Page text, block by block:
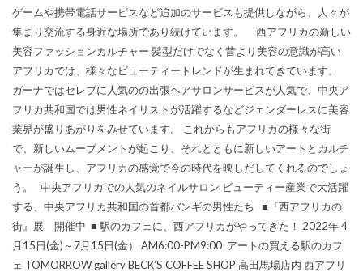
ゲームや携帯電話サービスなど追加のサービスも提供しながら、人々が
集まり交流する身近な場所であり続けています。 西アフリカの新しい
美容ファッションカルチャー 髪型だけでなく昔より美容の意識が高い
アフリカでは、様々なビューティートレンドが生まれてきています。
ガーナではセレブに人気のの出張ヘアサロンサービスが人気で、中央ア
フリカ共和国では男性ネイリストが活躍するなどジェンダーレスに美容
業界が盛りあがりをみせています。 これからもアフリカの様々な街
で、新しいムーブメントが起こり、それとともに新しいアートとカルチ
ャーが誕生し、アフリカの感覚で今の時代を映しだしてくれるのでしょ
う。 中央アフリカでの人気のネイルサロン ビューティー産業で大活躍
する、中央アフリカ共和国の首都バンギの男性たち ■『西アフリカの
街』展 開催中 ■ 駅のカフェに、西アフリカがやってきた！ 2022年 4
月15日(金)～7月15日(金） AM6:00-PM9:00 アートの買える駅のカフ
ェ TOMORROW gallery BECK’S COFFEE SHOP 高田馬場店内 西アフリ